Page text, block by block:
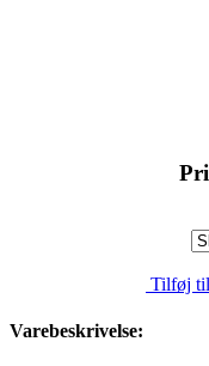
Tilføj
Varebeskrivelse: